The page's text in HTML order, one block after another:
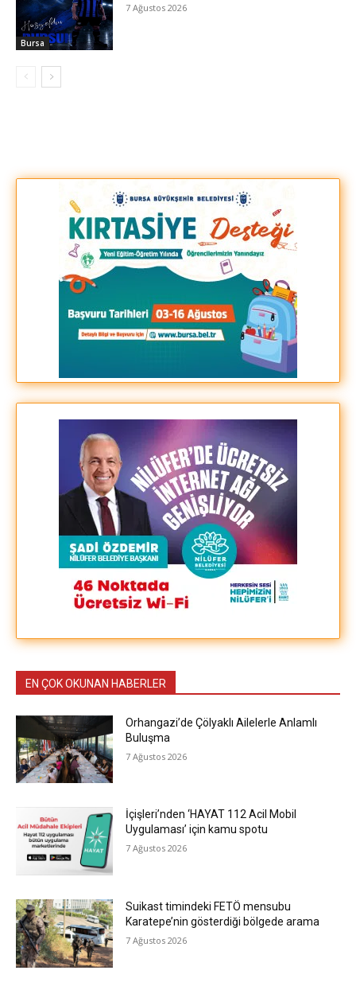
Bursa
7 Ağustos 2026
EN ÇOK OKUNAN HABERLER
Orhangazi’de Çölyaklı Ailelerle Anlamlı
Buluşma
7 Ağustos 2026
İçişleri’nden ‘HAYAT 112 Acil Mobil
Uygulaması’ için kamu spotu
7 Ağustos 2026
Suikast timindeki FETÖ mensubu
Karatepe’nin gösterdiği bölgede arama
7 Ağustos 2026